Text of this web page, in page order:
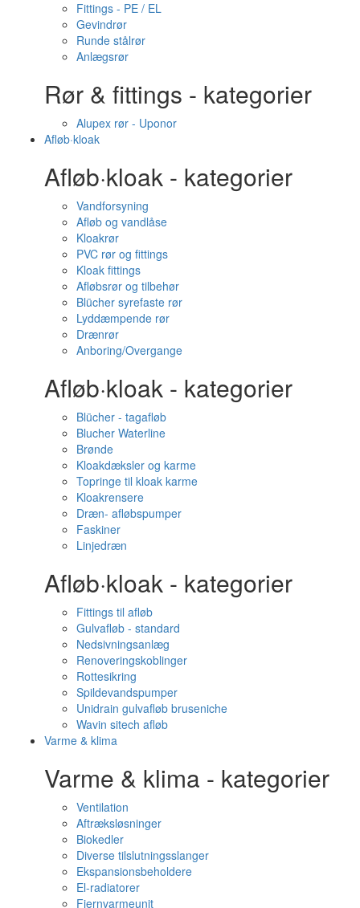
Fittings - PE / EL
Gevindrør
Runde stålrør
Anlægsrør
Rør & fittings - kategorier
Alupex rør - Uponor
Afløb·kloak
Afløb·kloak - kategorier
Vandforsyning
Afløb og vandlåse
Kloakrør
PVC rør og fittings
Kloak fittings
Afløbsrør og tilbehør
Blücher syrefaste rør
Lyddæmpende rør
Drænrør
Anboring/Overgange
Afløb·kloak - kategorier
Blücher - tagafløb
Blucher Waterline
Brønde
Kloakdæksler og karme
Topringe til kloak karme
Kloakrensere
Dræn- afløbspumper
Faskiner
Linjedræn
Afløb·kloak - kategorier
Fittings til afløb
Gulvafløb - standard
Nedsivningsanlæg
Renoveringskoblinger
Rottesikring
Spildevandspumper
Unidrain gulvafløb bruseniche
Wavin sitech afløb
Varme & klima
Varme & klima - kategorier
Ventilation
Aftræksløsninger
Biokedler
Diverse tilslutningsslanger
Ekspansionsbeholdere
El-radiatorer
Fjernvarmeunit